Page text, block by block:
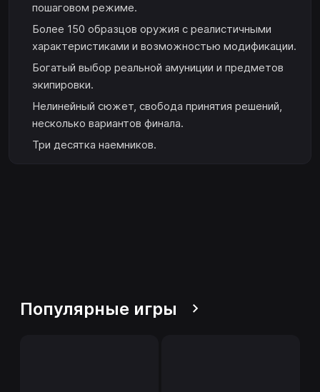
пошаговом режиме.
Более 150 образцов оружия с реалистичными
характеристиками и возможностью модификации.
Богатый выбор реальной амуниции и предметов
экипировки.
Нелинейный сюжет, свобода принятия решений,
несколько вариантов финала.
Три десятка наемников.
Популярные игры